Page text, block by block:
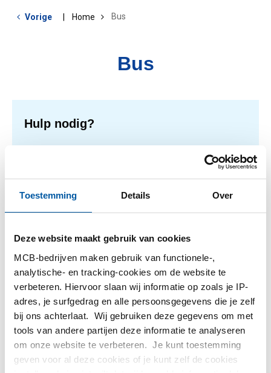
Toestemming Details Over
Deze website maakt gebruik van cookies
MCB-bedrijven maken gebruik van functionele-,
analytische- en tracking-cookies om de website te
verbeteren. Hiervoor slaan wij informatie op zoals je IP-
adres, je surfgedrag en alle persoonsgegevens die je zelf
bij ons achterlaat. Wij gebruiken deze gegevens om met
tools van andere partijen deze informatie te analyseren
om onze website te verbeteren. Je kunt toestemming
geven voor al deze cookies of je kunt zelf de cookies
Vorige Home Bus
Bus
Hulp nodig?
1-2van2
pagina
Filteren